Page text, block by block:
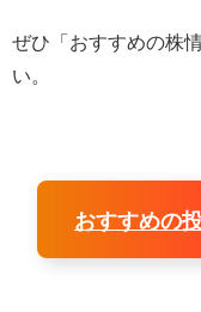
ぜひ「おすすめの株
い。
おすすめの